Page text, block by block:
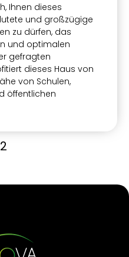
Ihnen dieses
und großzügige
zu dürfen, das
und optimalen
gefragten
dieses Haus von
von Schulen,
öffentlichen
2